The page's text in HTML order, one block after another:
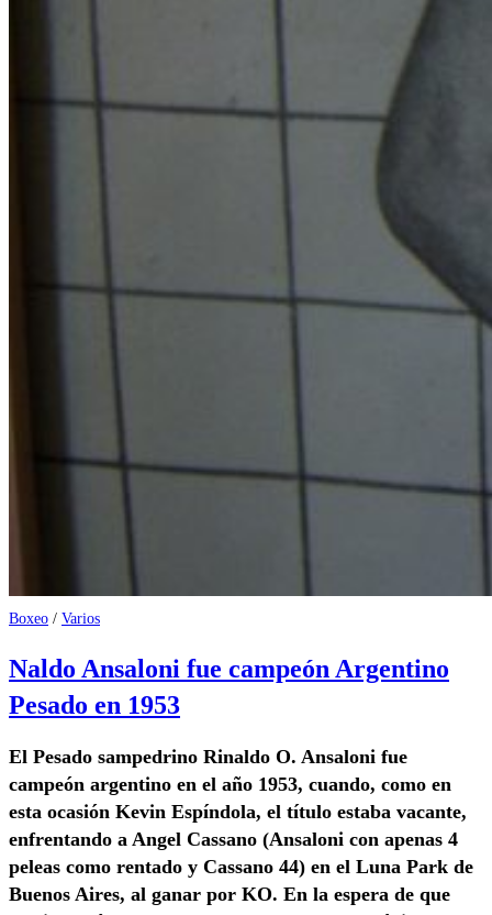
Boxeo / Varios
Naldo Ansaloni fue campeón Argentino
Pesado en 1953
El Pesado sampedrino Rinaldo O. Ansaloni fue
campeón argentino en el año 1953, cuando, como en
esta ocasión Kevin Espíndola, el título estaba vacante,
enfrentando a Angel Cassano (Ansaloni con apenas 4
peleas como rentado y Cassano 44) en el Luna Park de
Buenos Aires, al ganar por KO. En la espera de que